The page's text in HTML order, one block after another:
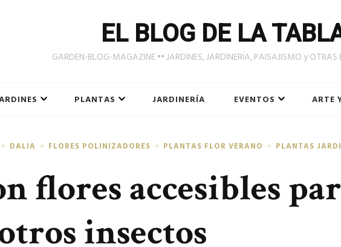
EL BLOG DE LA
GARDEN-BLOG-MAGAZINE •• JARDINES, JARDINERÍA, PAISAJISMO y OTRAS
PLANTAS JARDINERÍA EVENTOS ARTE
DALIA FLORES POLINIZADORES PLANTAS FLOR VERANO PLANTAS
flores accesibles
insectos